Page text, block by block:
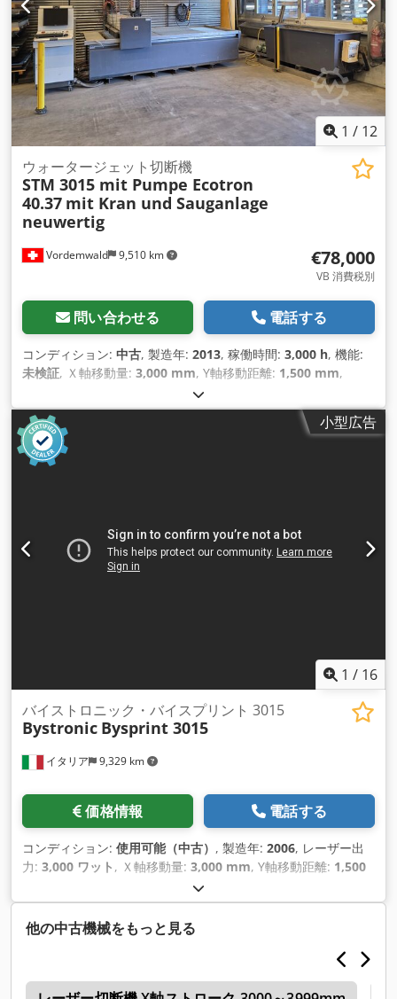
1 / 12
Vordemwald 9,510 km
ウォータージェット切断機
STM 3015 mit Pumpe Ecotron
40.37 mit Kran und Sauganlage
neuwertig
€78,000
VB 消費税別
問い合わせる 電話する
コンディション: 中古, 製造年: 2013, 稼働時間: 3,000 h, 機能:
未検証, Ｘ軸移動量: 3,000 mm, Y軸移動距離: 1,500 mm,
小型広告
1 / 16
イタリア 9,329 km
バイストロニック・バイスプリント 3015
Bystronic Bysprint 3015
価格情報 電話する
コンディション: 使用可能（中古） , 製造年: 2006, レーザー出
力: 3,000 ワット , Ｘ軸移動量: 3,000 mm, Y軸移動距離: 1,500
他の中古機械をもっと見る